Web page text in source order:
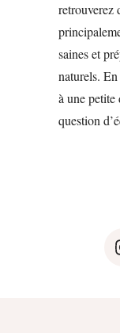
retrouverez
saines et
naturels. En
à une petite
question